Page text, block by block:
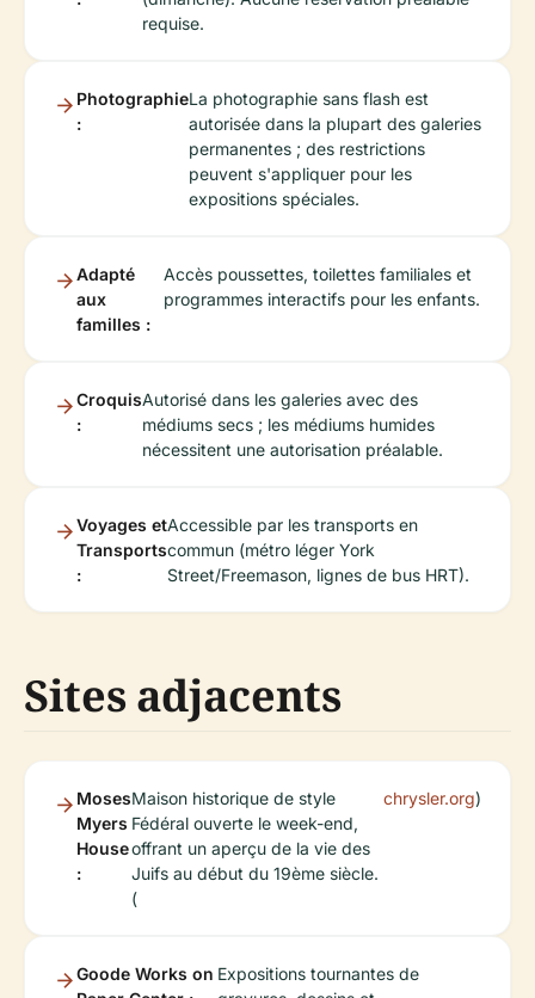
requise.
Photographie
:
La photographie sans flash est
autorisée dans la plupart des galeries
permanentes ; des restrictions
peuvent s'appliquer pour les
expositions spéciales.
Adapté
aux
familles :
Accès poussettes, toilettes familiales et
programmes interactifs pour les enfants.
Croquis
:
Autorisé dans les galeries avec des
médiums secs ; les médiums humides
nécessitent une autorisation préalable.
Voyages et
Transports
:
Accessible par les transports en
commun (métro léger York
Street/Freemason, lignes de bus HRT).
Sites adjacents
Moses
Myers
House
:
Maison historique de style
Fédéral ouverte le week-end,
offrant un aperçu de la vie des
Juifs au début du 19ème siècle.
(
chrysler.org)
Goode Works on Expositions tournantes de